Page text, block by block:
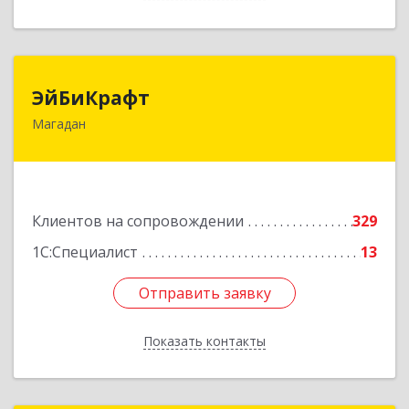
ЭйБиКрафт
Магадан
Клиентов на сопровождении
329
1С:Специалист
13
Отправить заявку
Показать контакты
685000, Магаданская обл, Магадан г, Полярная
Отправить заявку
Назад